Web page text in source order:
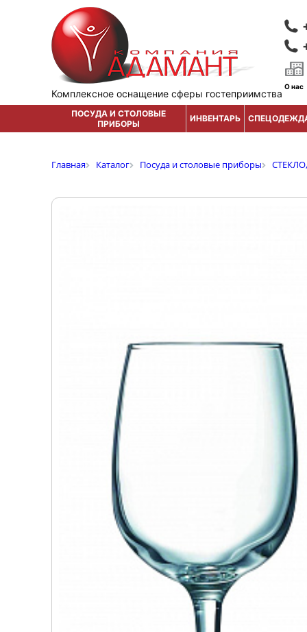
Комплексное оснащение сферы гостеприимства
О нас
ПОСУДА И СТОЛОВЫЕ
ПРИБОРЫ
ИНВЕНТАРЬ
Главная Каталог Посуда и столовые приборы